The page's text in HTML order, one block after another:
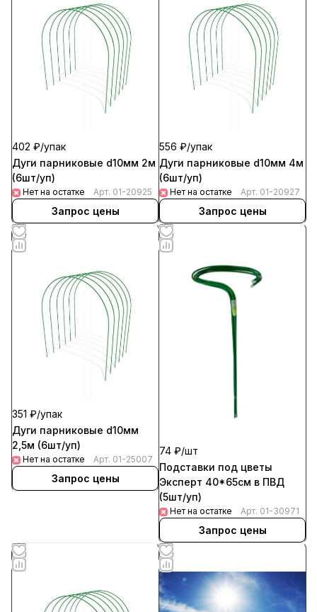
402 ₽/упак
Дуги парниковые d10мм 2м
(6шт/уп)
Нет на остатке Арт. 01-20925
Запрос цены
556 ₽/упак
Дуги парниковые d10мм 4м
(6шт/уп)
Нет на остатке Арт. 01-20927
Запрос цены
351 ₽/упак
Дуги парниковые d10мм
2,5м (6шт/уп)
Нет на остатке Арт. 01-25007
Запрос цены
74 ₽/шт
Подставки под цветы
Эксперт 40*65см в ПВД
(5шт/уп)
Нет на остатке Арт. 01-30971
Запрос цены